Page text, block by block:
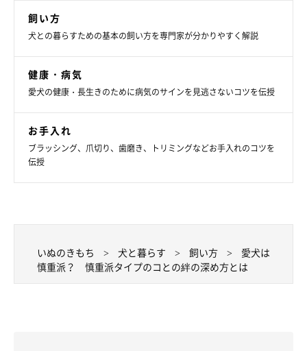
愛犬の表情の変化をよくみる
ィブな感情になっているときは、声をかけてほめてあげましょ
愛犬の性格に寄り添った接し方を実践し、愛犬の心の幸せを保て
るようにしましょう。
お話を伺った先生／藤本聖香先生（ペットドッグトレーナー 獣
参考／「いぬのきもち」2023年11月号『愛犬の心を幸せにす
る！愛犬の性格別絆が深まる接し方』
飼い方
犬との暮らすための基本の飼い方を専門家が分かりやすく解説
健康・病気
愛犬の健康・長生きのために病気のサインを見逃さないコツを伝授
お手入れ
ブラッシング、爪切り、歯磨き、トリミングなどお手入れのコツを
伝授
いぬのきもち 犬と暮らす 飼い方
愛犬は
慎重派？ 慎重派タイプのコとの絆の深め方とは